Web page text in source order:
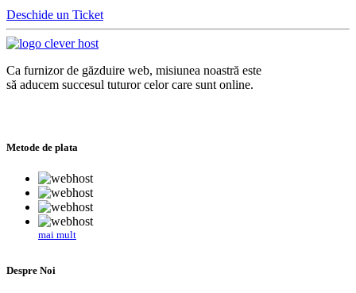
Deschide un Ticket
Ca furnizor de găzduire web, misiunea noastră este
să aducem succesul tuturor celor care sunt online.
Metode de plata
mai mult
Despre Noi